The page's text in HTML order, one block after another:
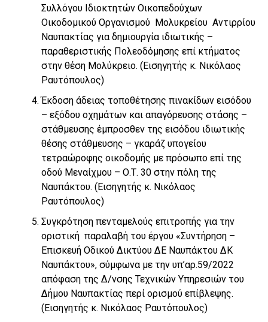
Συλλόγου Ιδιοκτητών Οικοπεδούχων
Οικοδομικού Οργανισμού Μολυκρείου Αντιρρίου
Ναυπακτίας για δημιουργία ιδιωτικής –
παραθεριστικής Πολεοδόμησης επί κτήματος
στην θέση Μολύκρειο. (Εισηγητής κ. Νικόλαος
Ραυτόπουλος)
Έκδοση άδειας τοποθέτησης πινακίδων εισόδου
– εξόδου οχημάτων και απαγόρευσης στάσης –
στάθμευσης έμπροσθεν της εισόδου ιδιωτικής
θέσης στάθμευσης – γκαράζ υπογείου
τετραώροφης οικοδομής με πρόσωπο επί της
οδού Μεναίχμου – Ο.Τ. 30 στην πόλη της
Ναυπάκτου. (Εισηγητής κ. Νικόλαος
Ραυτόπουλος)
Συγκρότηση πενταμελούς επιτροπής για την
οριστική παραλαβή του έργου «Συντήρηση –
Επισκευή Οδικού Δικτύου ΔΕ Ναυπάκτου ΔΚ
Ναυπάκτου», σύμφωνα με την υπ’αρ.59/2022
απόφαση της Δ/νσης Τεχνικών Υπηρεσιών του
Δήμου Ναυπακτίας περί ορισμού επίβλεψης.
(Εισηγητής κ. Νικόλαος Ραυτόπουλος)